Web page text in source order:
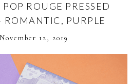
ROUGE PRESSED
ROMANTIC, PURPLE
12, 2019